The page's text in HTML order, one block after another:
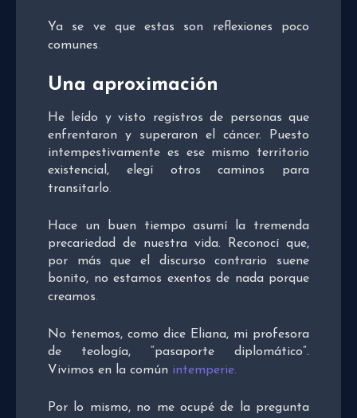
Ya se ve que estas son reflexiones poco
comunes.
Una aproximación
He leído y visto registros de personas que
enfrentaron y superaron el cáncer. Puesto
intempestivamente es ese mismo territorio
existencial, elegí otros caminos para
transitarlo.
Hace un buen tiempo asumí la tremenda
precariedad de nuestra vida. Reconocí que,
por más que el discurso contrario suene
bonito, no estamos exentos de nada porque
creamos.
No tenemos, como dice Eliana, mi profesora
de teología, “pasaporte diplomático”.
Vivimos en la común intemperie.
Por lo mismo, no me ocupé de la pregunta